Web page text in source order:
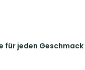
für jeden Geschmack